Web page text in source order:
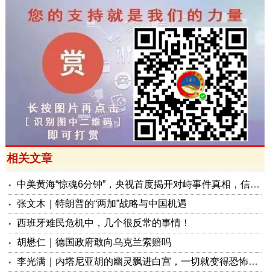
相关文章
中美黄海“惊魂6分钟”，央视首度揭开对峙事件真相，信号极不一般！
张文木｜特朗普的“两加”战略与中国机遇
西班牙难民危机中，几个很反常的事情！
胡懋仁｜德国政府敢向乌克兰索赔吗
李光满｜内塔尼亚胡的幽灵飘进白宫，一切就变得恐怖起来！